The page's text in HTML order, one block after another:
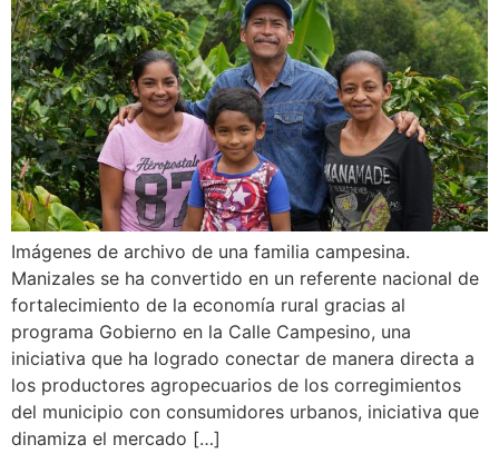
Imágenes de archivo de una familia campesina.
Manizales se ha convertido en un referente nacional de
fortalecimiento de la economía rural gracias al
programa Gobierno en la Calle Campesino, una
iniciativa que ha logrado conectar de manera directa a
los productores agropecuarios de los corregimientos
del municipio con consumidores urbanos, iniciativa que
dinamiza el mercado […]